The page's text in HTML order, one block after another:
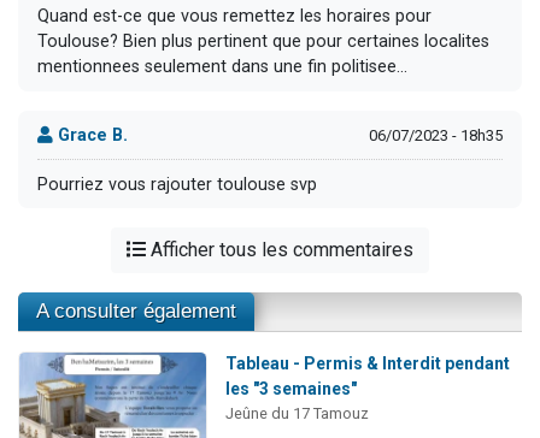
Quand est-ce que vous remettez les horaires pour
Toulouse? Bien plus pertinent que pour certaines localites
mentionnees seulement dans une fin politisee...
Grace B. 06/07/2023 - 18h35
Pourriez vous rajouter toulouse svp
Afficher tous les commentaires
A consulter également
Tableau - Permis & Interdit pendant
les "3 semaines"
Jeûne du 17 Tamouz